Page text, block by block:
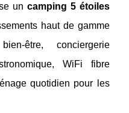
un camping 5 étoiles
haut de gamme
être, conciergerie
WiFi fibre
quotidien pour les